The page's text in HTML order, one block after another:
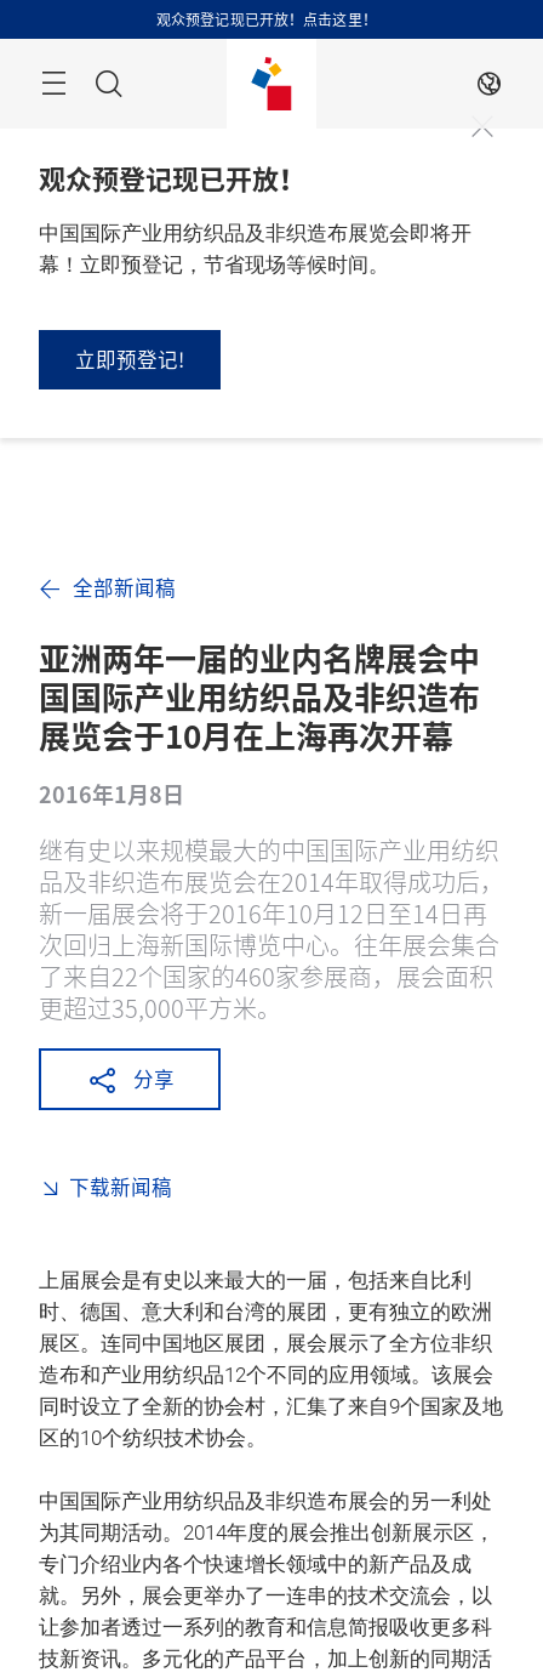
过
观众预登记现已开放！点击这里！
ZH
观众预登记现已开放！
中国国际产业用纺织品及非织造布展览会即将开
幕！立即预登记，节省现场等候时间。
立即预登记!
全部新闻稿
亚洲两年一届的业内名牌展会中
国国际产业用纺织品及非织造布
展览会于10月在上海再次开幕
2016年1月8日
继有史以来规模最大的中国国际产业用纺织
品及非织造布展览会在2014年取得成功后，
新一届展会将于2016年10月12日至14日再
次回归上海新国际博览中心。往年展会集合
了来自22个国家的460家参展商，展会面积
更超过35,000平方米。
分享
下载新闻稿
上届展会是有史以来最大的一届，包括来自比利
时、德国、意大利和台湾的展团，更有独立的欧洲
展区。连同中国地区展团，展会展示了全方位非织
造布和产业用纺织品12个不同的应用领域。该展会
同时设立了全新的协会村，汇集了来自9个国家及地
区的10个纺织技术协会。
中国国际产业用纺织品及非织造布展会的另一利处
为其同期活动。2014年度的展会推出创新展示区，
专门介绍业内各个快速增长领域中的新产品及成
就。另外，展会更举办了一连串的技术交流会，以
让参加者透过一系列的教育和信息简报吸收更多科
技新资讯。多元化的产品平台，加上创新的同期活